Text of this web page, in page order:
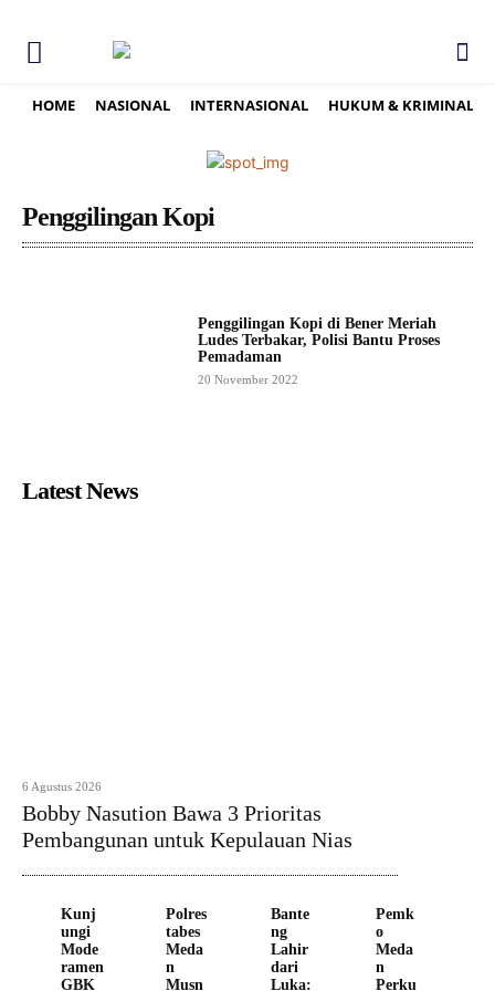
HOME NASIONAL INTERNASIONAL HUKUM & KRIMINAL
Penggilingan Kopi
Penggilingan Kopi di Bener Meriah
Ludes Terbakar, Polisi Bantu Proses
Pemadaman
20 November 2022
Latest News
6 Agustus 2026
Bobby Nasution Bawa 3 Prioritas
Pembangunan untuk Kepulauan Nias
Kunj
ungi
Mode
ramen
GBK
Polres
tabes
Meda
n
Musn
Bante
ng
Lahir
dari
Luka:
Pemk
o
Meda
n
Perku